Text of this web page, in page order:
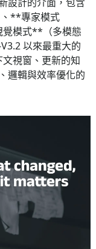
**專家模式
模式**（多模態
以來最重大的
視窗、更新的知
邏輯與效率優化的